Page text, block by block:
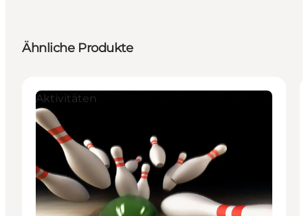
Ähnliche Produkte
Aktivitäten